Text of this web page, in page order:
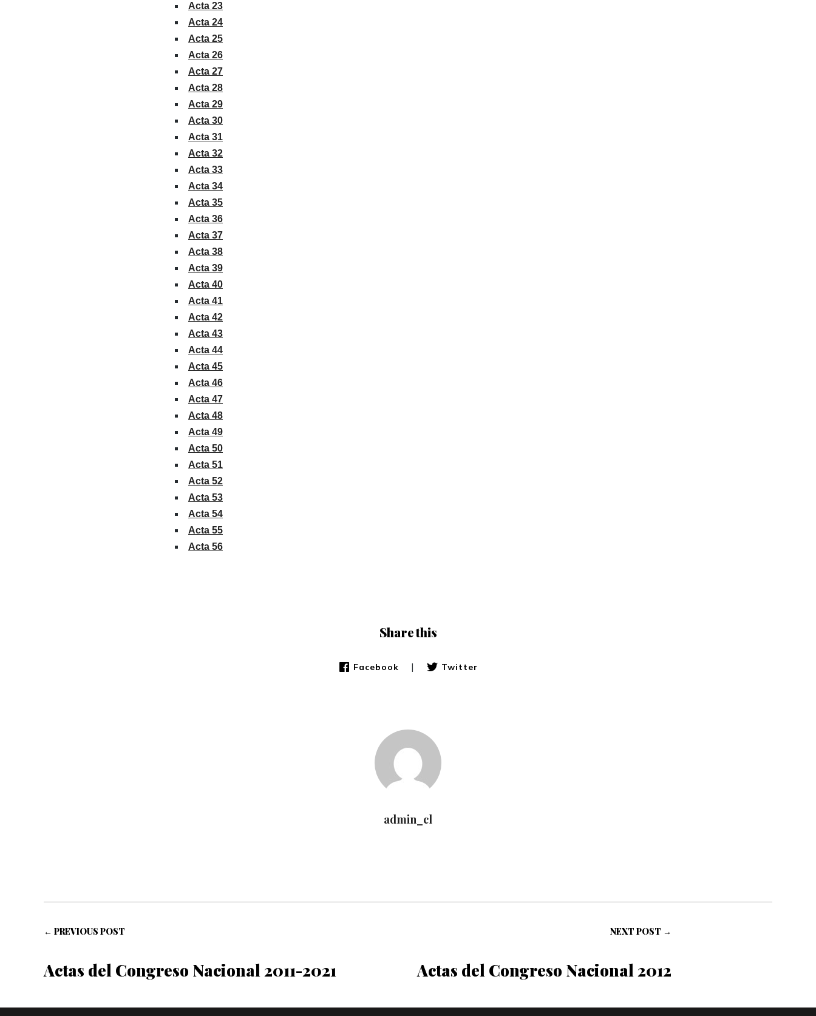
Acta 23
Acta 24
Acta 25
Acta 26
Acta 27
Acta 28
Acta 29
Acta 30
Acta 31
Acta 32
Acta 33
Acta 34
Acta 35
Acta 36
Acta 37
Acta 38
Acta 39
Acta 40
Acta 41
Acta 42
Acta 43
Acta 44
Acta 45
Acta 46
Acta 47
Acta 48
Acta 49
Acta 50
Acta 51
Acta 52
Acta 53
Acta 54
Acta 55
Acta 56
Share this
Facebook | Twitter
admin_cl
← PREVIOUS POST
Actas del Congreso Nacional 2011-2021
NEXT POST →
Actas del Congreso Nacional 2012